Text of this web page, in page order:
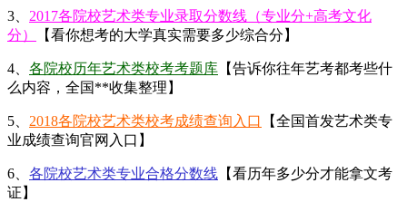
3、 2017各院校艺术类专业录取分数线（专业分+高考文化
分）
【看你想考的大学真实需要多少综合分】
4、 各院校历年艺术类校考考题库 【告诉你往年艺考都考些什
么内容，全国**收集整理】
5、 2018各院校艺术类校考成绩查询入口
【全国首发艺术类专
业成绩查询官网入口】
6、 各院校艺术类专业合格分数线 【看历年多少分才能拿文考
证】